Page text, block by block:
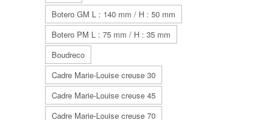
Botero GM L : 140 mm / H : 50 mm
Botero PM L : 75 mm / H : 35 mm
Boudreco
Cadre Marie-Louise creuse 30
Cadre Marie-Louise creuse 45
Cadre Marie-Louise creuse 70